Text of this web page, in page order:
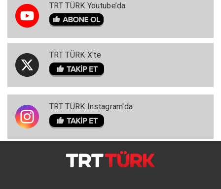
TRT TÜRK Youtube’da
TRT TÜRK X'te
TRT TÜRK Instagram'da